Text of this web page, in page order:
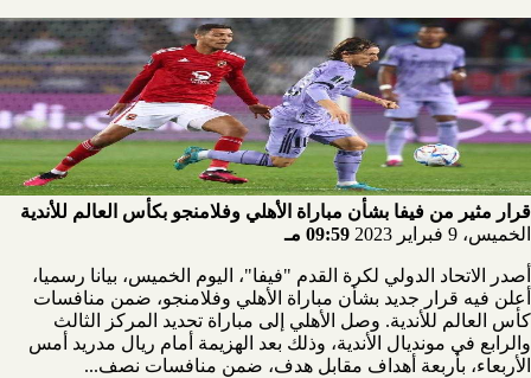
قرار مثير من فيفا بشأن مباراة الأهلي وفلامنجو بكأس العالم للأندية
الخميس، 9 فبراير 2023
09:59 مـ
أصدر الاتحاد الدولي لكرة القدم "فيفا"، اليوم الخميس، بيانا رسميا،
أعلن فيه قرار جديد بشأن مباراة الأهلي وفلامنجو، ضمن منافسات
كأس العالم للأندية. وصل الأهلي إلى مباراة تحديد المركز الثالث
والرابع في مونديال الأندية، وذلك بعد الهزيمة أمام ريال مدريد أمس
الأربعاء، بأربعة أهداف مقابل هدف، ضمن منافسات نصف...